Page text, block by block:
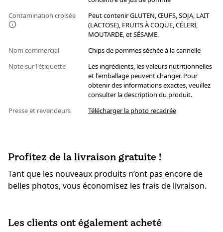
Contamination croisée
Peut contenir GLUTEN, ŒUFS, SOJA, LAIT
(LACTOSE), FRUITS À COQUE, CÉLERI,
MOUTARDE, et SÉSAME.
Nom commercial
Chips de pommes séchée à la cannelle
Note sur l'étiquette
Les ingrédients, les valeurs nutritionnelles
et l'emballage peuvent changer. Pour
obtenir des informations exactes, veuillez
consulter la description du produit.
Presse et revendeurs
Télécharger la photo recadrée
Profitez de la livraison gratuite !
Tant que les nouveaux produits n’ont pas encore de
belles photos, vous économisez les frais de livraison.
Les clients ont également acheté